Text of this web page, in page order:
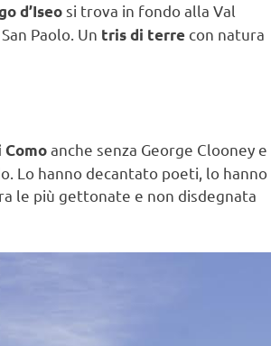
d’Iseo si trova in fondo alla Val
Paolo. Un tris di terre con natura
Comoanche senza George Clooney e
Lo hanno decantato poeti, lo hanno
le più gettonate e non disdegnata